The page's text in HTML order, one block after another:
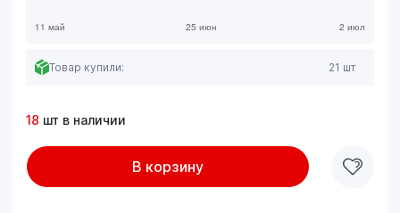
Товар купили: 21 шт
18 шт в наличии
В корзину